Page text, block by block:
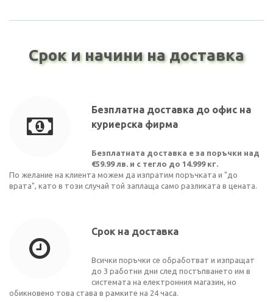
Срок и начини на доставка
Безплатна доставка до офис на
куриерска фирма
Безплатната доставка е за поръчки над
€59.99 лв. и с тегло до 14.999 кг.
По желание на клиента можем да изпратим поръчката и "до
врата", като в този случай той заплаща само разликата в цената.
Срок на доставка
Всички поръчки се обработват и изпращат
до 3 работни дни след постъпването им в
системата на електронния магазин, но
обикновено това става в рамките на 24 часа.